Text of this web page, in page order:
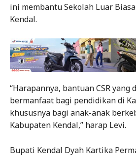
ini membantu Sekolah Luar Biasa
Kendal.
“Harapannya, bantuan CSR
bermanfaat bagi pendidikan di
khususnya bagi anak-anak
Kabupaten Kendal,” harap Levi.
Bupati Kendal Dyah Kartika